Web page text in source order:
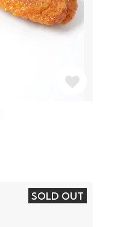
SOLD OUT